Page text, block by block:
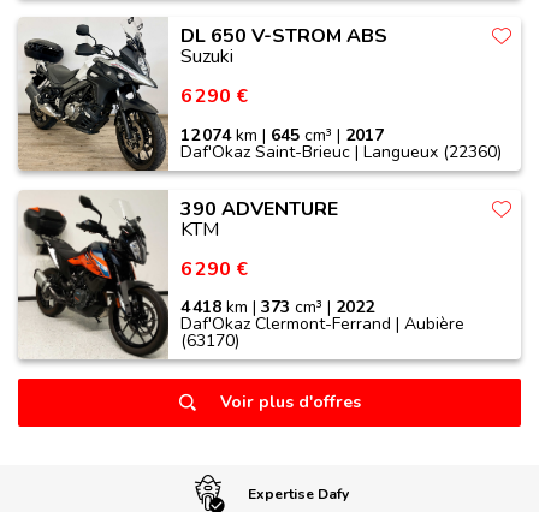
DL 650 V-STROM ABS
Suzuki
6 290 €
12 074km | 645 cm³ | 2017
Daf'Okaz Saint-Brieuc | Langueux (22360)
390 ADVENTURE
KTM
6 290 €
4 418 km |373 cm³ | 2022
Daf'Okaz Clermont-Ferrand | Aubière
(63170)
Voir plus d'offres
Expertise Dafy